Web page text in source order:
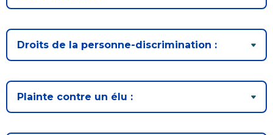
Droits de la personne-discrimination :
Plainte contre un élu :